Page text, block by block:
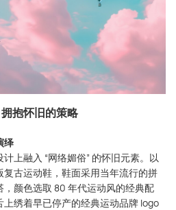
抱怀旧的策略
绎
上融入 “网络媚俗” 的怀旧元素。以
古运动鞋，鞋面采用当年流行的拼
颜色选取 80 年代运动风的经典配
绣着早已停产的经典运动品牌 logo